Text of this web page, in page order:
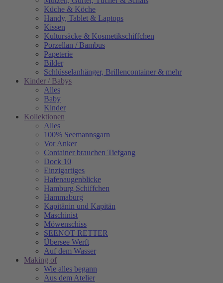
Küche & Köche
Handy, Tablet & Laptops
Kissen
Kultursäcke & Kosmetikschiffchen
Porzellan / Bambus
Papeterie
Bilder
Schlüsselanhänger, Brillencontainer & mehr
Kinder / Babys
Alles
Baby
Kinder
Kollektionen
Alles
100% Seemannsgarn
Vor Anker
Container brauchen Tiefgang
Dock 10
Einzigartiges
Hafenaugen­blicke
Hamburg Schiffchen
Hammaburg
Kapitänin und Kapitän
Maschinist
Möwenschiss
SEENOT RETTER
Übersee Werft
Auf dem Wasser
Making of
Wie alles begann
Aus dem Atelier